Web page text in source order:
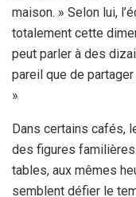
maison. » Selon lui,
totalement cette
peut parler à des
pareil que de
»
Dans certains cafés,
des figures
tables, aux mêmes
semblent défier le